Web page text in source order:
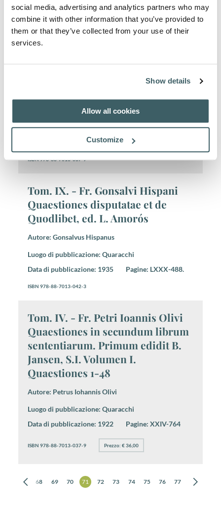
social media, advertising and analytics partners who may
combine it with other information that you’ve provided to
them or that they’ve collected from your use of their
services.
Show details
Allow all cookies
Customize
ISBN 978-88-7013-035-5 Prezzo: € 24,00
Tom. III. - Fr. Guillelmi Guarrae,
Aureoli Quaestiones disputatae
de Immaculata conceptione B.M.V.
Autori:Guillelmus Guarrae, Ioannes Duns Scotus,
Luogo di pubblicazione:Quaracchi
Data di pubblicazione:1904 Pagine:
ISBN 978-88-7013-037-9
Tom. IX. - Fr. Gonsalvi Hispani
Quaestiones disputatae et de
Quodlibet, ed. L. Amorós
Autore: Gonsalvus Hispanus
Luogo di pubblicazione: Quaracchi
Data di pubblicazione: 1935 Pagine: LXXX-488.
ISBN 978-88-7013-042-3
Tom. IV. - Fr. Petri Ioannis Olivi
Quaestiones in secundum librum
sententiarum. Primum edidit B.
Jansen, S.I. Volumen I.
Quaestiones 1-48
Autore: Petrus Iohannis Olivi
Luogo di pubblicazione: Quaracchi
Data di pubblicazione: 1922 Pagine: XXIV-764
ISBN 978-88-7013-037-9 Prezzo: € 36,00
67 68 69 70 71 72 73 74 75 76 77 78